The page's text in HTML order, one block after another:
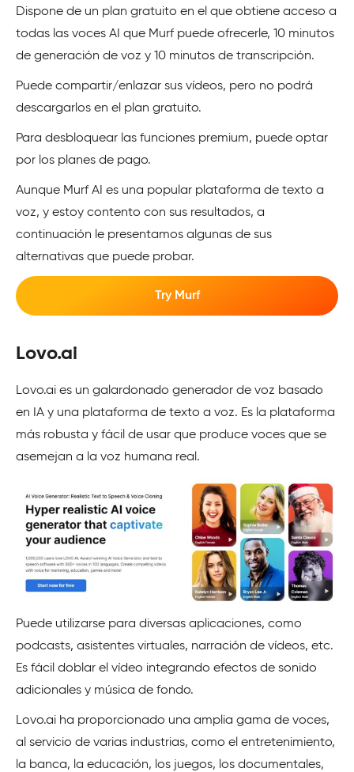
Dispone de un plan gratuito en el que obtiene acceso a
todas las voces AI que Murf puede ofrecerle, 10 minutos
de generación de voz y 10 minutos de transcripción.
Puede compartir/enlazar sus vídeos, pero no podrá
descargarlos en el plan gratuito.
Para desbloquear las funciones premium, puede optar
por los planes de pago.
Aunque Murf AI es una popular plataforma de texto a
voz, y estoy contento con sus resultados, a
continuación le presentamos algunas de sus
alternativas que puede probar.
Try Murf
Lovo.ai
Lovo.ai es un galardonado generador de voz basado
en IA y una plataforma de texto a voz. Es la plataforma
más robusta y fácil de usar que produce voces que se
asemejan a la voz humana real.
Puede utilizarse para diversas aplicaciones, como
podcasts, asistentes virtuales, narración de vídeos, etc.
Es fácil doblar el vídeo integrando efectos de sonido
adicionales y música de fondo.
Lovo.ai ha proporcionado una amplia gama de voces,
al servicio de varias industrias, como el entretenimiento,
la banca, la educación, los juegos, los documentales,